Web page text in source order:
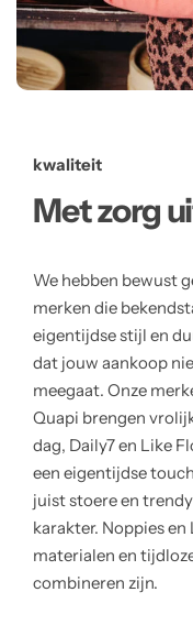
kwaliteit
Met zorg
We hebben bewust
merken die
eigentijdse stijl en
dat jouw aankoop
meegaat. Onze
Quapi brengen
dag, Daily7 en Like
een eigentijdse
juist stoere en
karakter. Noppies
materialen en
combineren zijn.